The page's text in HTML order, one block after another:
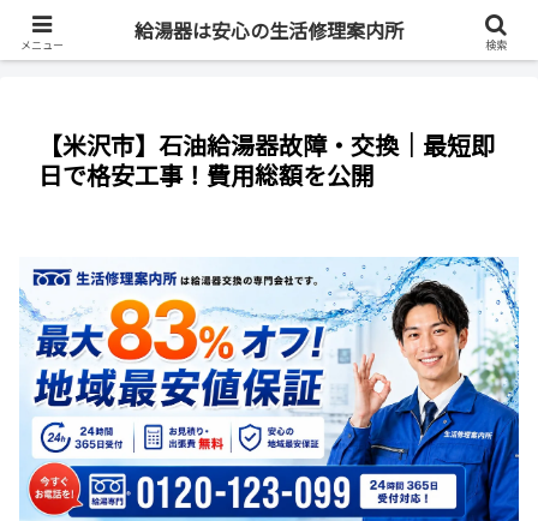
最短即日・全国対応・最大83%OFF
【米沢市】石油給湯器故障・交換｜最短即
日で格安工事！費用総額を公開
メニュー
給湯器は安心の生活修理案内所
検索